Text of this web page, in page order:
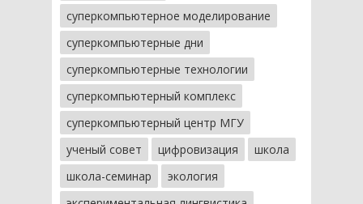
суперкомпьютерное моделирование
суперкомпьютерные дни
суперкомпьютерные технологии
суперкомпьютерный комплекс
суперкомпьютерный центр МГУ
ученый совет
цифровизация
школа
школа-семинар
экология